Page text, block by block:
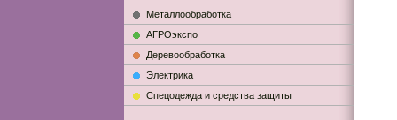
Металлообработка
АГРОэкспо
Деревообработка
Электрика
Cпецодежда и средства защиты